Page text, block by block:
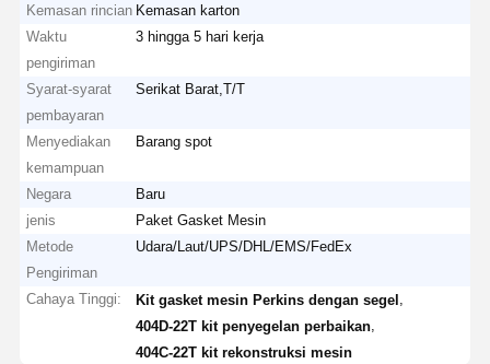
Kemasan rincian Kemasan karton
Waktu
pengiriman
3 hingga 5 hari kerja
Syarat-syarat
pembayaran
Serikat Barat,T/T
Menyediakan
kemampuan
Barang spot
Negara
Baru
jenis
Paket Gasket Mesin
Metode
Pengiriman
Udara/Laut/UPS/DHL/EMS/FedEx
Cahaya Tinggi: Kit gasket mesin Perkins dengan segel
404D-22T kit penyegelan perbaikan
404C-22T kit rekonstruksi mesin